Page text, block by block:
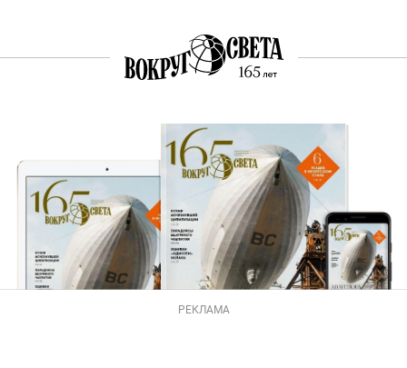
РЕКЛАМА